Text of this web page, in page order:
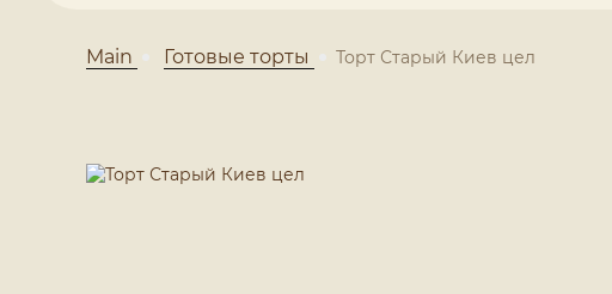
Main Готовые торты Торт Старый Киев цел